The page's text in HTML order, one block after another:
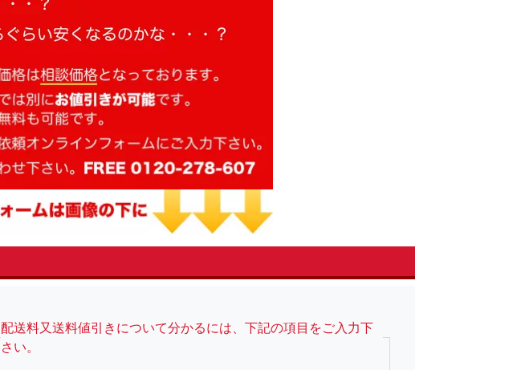
配送料又送料値引きについて分かるには、下記の項目をご入力下
さい。